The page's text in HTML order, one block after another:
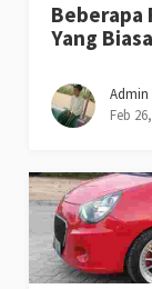
Beberapa
Yang
Admin
Feb